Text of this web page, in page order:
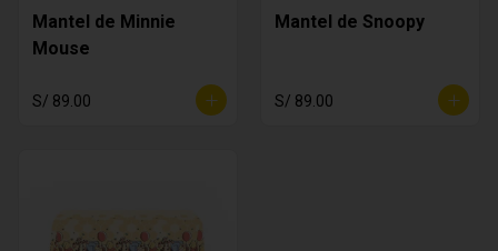
Mantel de Minnie
Mouse
S/ 89.00
Mantel de Snoopy
S/ 89.00